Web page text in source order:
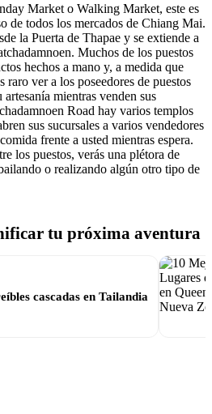
Market o Walking Market, este es
de todos los mercados de Chiang Mai.
la Puerta de Thapae y se extiende a
Muchos de los puestos
hechos a mano y, a medida que
raro ver a los poseedores de puestos
mientras venden sus
Road hay varios templos
sus sucursales a varios vendedores
frente a usted mientras espera.
los puestos, verás una plétora de
o realizando algún otro tipo de
tu próxima aventura
cascadas en Tailandia